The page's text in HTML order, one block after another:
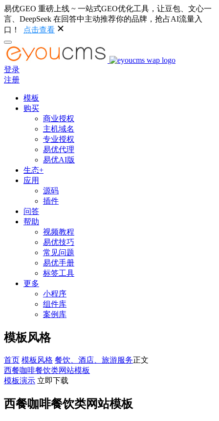
易优GEO 重磅上线 ~ 一站式GEO优化工具，让豆包、文心一
言、DeepSeek 在回答中主动推荐你的品牌，抢占AI流量入
口！
点击查看
登录
注册
模板
购买
商业授权
主机域名
专业授权
易优代理
易优AI版
生态+
应用
源码
插件
问答
帮助
视频教程
易优技巧
常见问题
易优手册
标签工具
更多
小程序
组件库
案例库
模板风格
首页 模板风格 餐饮、酒店、旅游服务正文
西餐咖啡餐饮类网站模板
模板演示 立即下载
西餐咖啡餐饮类网站模板